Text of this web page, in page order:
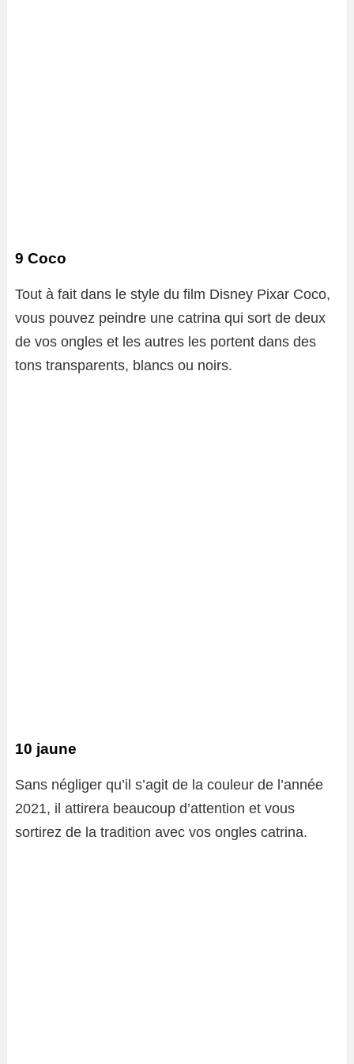
9 Coco
Tout à fait dans le style du film Disney Pixar Coco,
vous pouvez peindre une catrina qui sort de deux
de vos ongles et les autres les portent dans des
tons transparents, blancs ou noirs.
10 jaune
Sans négliger qu’il s’agit de la couleur de l’année
2021, il attirera beaucoup d’attention et vous
sortirez de la tradition avec vos ongles catrina.